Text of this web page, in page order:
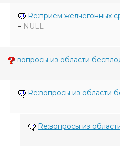
Re:прием желчегонных
– NULL
вопросы из области
Re:вопросы из области
Re:вопросы из